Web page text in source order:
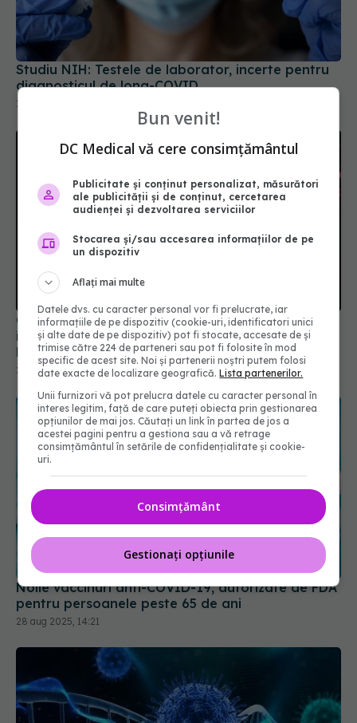
Studiu NIH: Testele de laborator, incerte pentru
diagnosticul de long-COVID
15 aug 2024, 18:22
China neagă originea COVID. Dispută globală
între teoria zoonotică și ipoteza scăpării din
laborator
23 apr 2025, 22:38
Noile vaccinuri anti-COVID-19, autorizate de FDA
pentru persoanele peste 65 de ani
28 aug 2025, 14:21
Bun venit!
DC Medical vă cere consimțământul
Publicitate și conținut personalizat, măsurători
ale publicității și de conținut, cercetarea
audienței și dezvoltarea serviciilor
Stocarea și/sau accesarea informațiilor de pe
un dispozitiv
Aflați mai multe
Datele dvs. cu caracter personal vor fi prelucrate, iar
informațiile de pe dispozitiv (cookie-uri, identificatori unici
și alte date de pe dispozitiv) pot fi stocate, accesate de și
trimise către 224 de parteneri sau pot fi folosite în mod
specific de acest site. Noi și partenerii noștri putem folosi
date exacte de localizare geografică.Lista partenerilor.
Unii furnizori vă pot prelucra datele cu caracter personal în
interes legitim, față de care puteți obiecta prin gestionarea
opțiunilor de mai jos. Căutați un link în partea de jos a
acestei pagini pentru a gestiona sau a vă retrage
consimțământul în setările de confidențialitate și cookie-
uri.
Consimțământ
Gestionați opțiunile